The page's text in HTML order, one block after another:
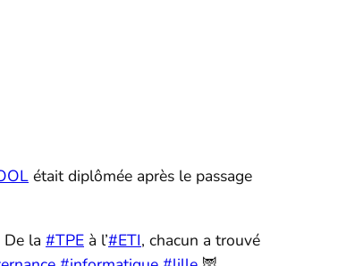
était diplômée après le passage
la #TPE à l’#ETI, chacun a trouvé